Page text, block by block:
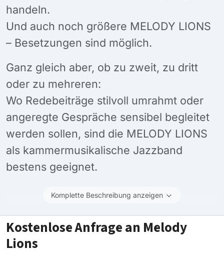
handeln.
Und auch noch größere MELODY LIONS
– Besetzungen sind möglich.
Ganz gleich aber, ob zu zweit, zu dritt
oder zu mehreren:
Wo Redebeiträge stilvoll umrahmt oder
angeregte Gespräche sensibel begleitet
werden sollen, sind die MELODY LIONS
als kammermusikalische Jazzband
bestens geeignet.
Komplette Beschreibung anzeigen
Kostenlose Anfrage an Melody
Lions